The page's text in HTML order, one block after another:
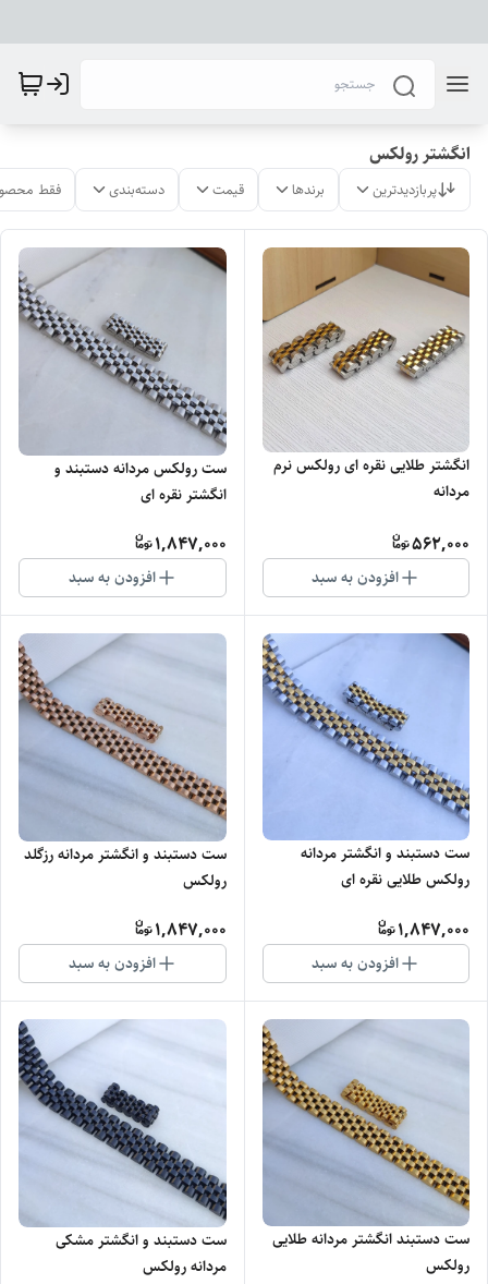
انگشتر رولکس
پربازدیدترین برندها قیمت دسته‌بندی فقط
انگشتر طلایی نقره ای رولکس نرم
مردانه
562,000
افزودن به سبد
ست رولکس مردانه دستبند و
انگشتر نقره ای
1,847,000
افزودن به سبد
ست دستبند و انگشتر مردانه
رولکس طلایی نقره ای
1,847,000
افزودن به سبد
ست دستبند و انگشتر مردانه رزگلد
رولکس
1,847,000
افزودن به سبد
ست دستبند انگشتر مردانه طلایی
رولکس
ست دستبند و انگشتر مشکی
مردانه رولکس